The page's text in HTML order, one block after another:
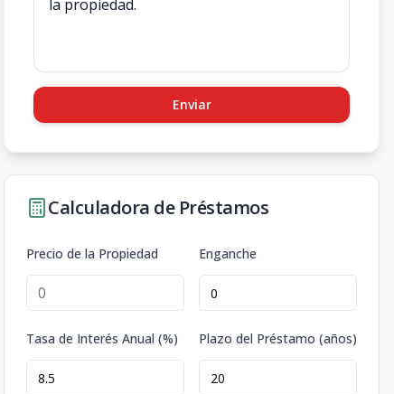
Enviar
Calculadora de Préstamos
Precio de la Propiedad Enganche
Tasa de Interés Anual (%) Plazo del Préstamo (años)